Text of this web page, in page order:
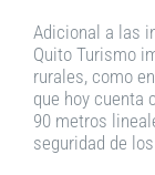
Adicional a las
Quito Turismo
rurales, como
que hoy cuenta
90 metros
seguridad de